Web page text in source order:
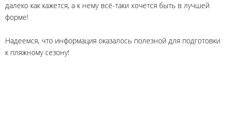
далеко как кажется, а к нему всё-таки хочется быть в лучшей
форме!
Надеемся, что информация оказалось полезной для подготовки
к пляжному сезону!